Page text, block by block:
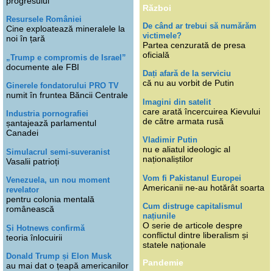
Resursele României
Cine exploatează mineralele la
noi în țară
„Trump e compromis de Israel”
documente ale FBI
Ginerele fondatorului PRO TV
numit în fruntea Băncii Centrale
Industria pornografiei
șantajează parlamentul
Canadei
Simulacrul semi-suveranist
Vasalii patrioți
Venezuela, un nou moment
revelator
pentru colonia mentală
românească
Și Hotnews confirmă
teoria înlocuirii
Donald Trump și Elon Musk
au mai dat o țeapă americanilor
Război
De când ar trebui să numărăm
victimele?
Partea cenzurată de presa
oficială
Dați afară de la serviciu
că nu au vorbit de Putin
Imagini din satelit
care arată încercuirea Kievului
de către armata rusă
Vladimir Putin
nu e aliatul ideologic al
naționaliștilor
Vom fi Pakistanul Europei
Americanii ne-au hotărât soarta
Cum distruge capitalismul
națiunile
O serie de articole despre
conflictul dintre liberalism și
statele naționale
Pandemie